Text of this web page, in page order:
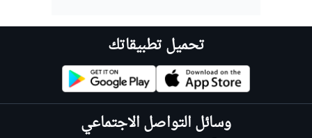
تحميل تطبيقاتك
وسائل التواصل الاجتماعي